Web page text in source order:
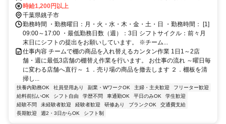
巡回するため）
時給1,200円以上
千葉県銚子市
勤務時間 ・勤務曜日：月・火・水・木・金・土・日 ・勤務時間： [1]
09:00～17:00 ・最低勤務日数（週）：3日 シフトサイクル：前々月
末日にシフトの提出をお願いしています。 ※チーム...
仕事内容 チームで棚の商品を入れ替えるカンタン作業 1日1～2店
舗・週に最低3店舗の棚替え作業を行います。 お仕事の流れ ～曜日毎
に変わる店舗へ直行～ １．売り場の商品を撤去します ２．棚板を清
掃し...
扶養内勤務OK 社員登用あり 副業・WワークOK 主婦・主夫歓迎
フリーター歓迎
給料前払いOK
シフト自由 学歴不問 車通勤OK 平日のみOK
学生歓迎
経験不問
未経験者歓迎 経験者歓迎 研修あり ブランクOK
交通費支給
長期歓迎
週2・3日からOK シフト制